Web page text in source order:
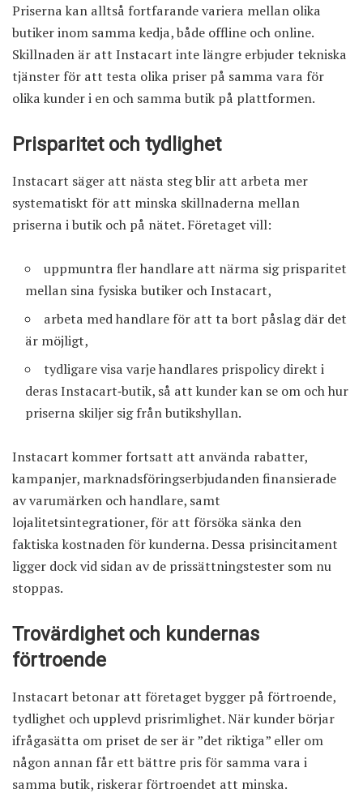
Priserna kan alltså fortfarande variera mellan olika
butiker inom samma kedja, både offline och online.
Skillnaden är att Instacart inte längre erbjuder tekniska
tjänster för att testa olika priser på samma vara för
olika kunder i en och samma butik på plattformen.
Prisparitet och tydlighet
Instacart säger att nästa steg blir att arbeta mer
systematiskt för att minska skillnaderna mellan
priserna i butik och på nätet. Företaget vill:
uppmuntra fler handlare att närma sig prisparitet
mellan sina fysiska butiker och Instacart,
arbeta med handlare för att ta bort påslag där det
är möjligt,
tydligare visa varje handlares prispolicy direkt i
deras Instacart‑butik, så att kunder kan se om och hur
priserna skiljer sig från butikshyllan.
Instacart kommer fortsatt att använda rabatter,
kampanjer, marknadsföringserbjudanden finansierade
av varumärken och handlare, samt
lojalitetsintegrationer, för att försöka sänka den
faktiska kostnaden för kunderna. Dessa prisincitament
ligger dock vid sidan av de prissättningstester som nu
stoppas.
Trovärdighet och kundernas
förtroende
Instacart betonar att företaget bygger på förtroende,
tydlighet och upplevd prisrimlighet. När kunder börjar
ifrågasätta om priset de ser är ”det riktiga” eller om
någon annan får ett bättre pris för samma vara i
samma butik, riskerar förtroendet att minska.